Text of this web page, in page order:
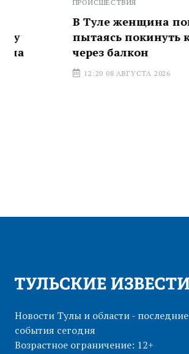
ПРОИСШЕСТВИЯ
В Туле женщина погибла,
пытаясь покинуть квартиру
через балкон
12:20 08 АВГУСТА 2026
Новости Тулы и области - последние
события сегодня
Возрастное ограничение: 12+